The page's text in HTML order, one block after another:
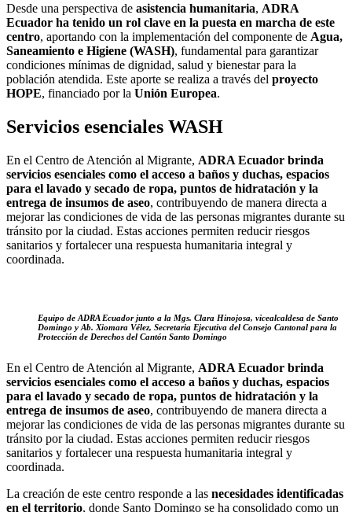
Desde una perspectiva de asistencia humanitaria, ADRA
Ecuador ha tenido un rol clave en la puesta en marcha de este
centro, aportando con la implementación del componente de Agua,
Saneamiento e Higiene (WASH), fundamental para garantizar
condiciones mínimas de dignidad, salud y bienestar para la
población atendida. Este aporte se realiza a través del proyecto
HOPE, financiado por la Unión Europea.
Servicios esenciales WASH
En el Centro de Atención al Migrante, ADRA Ecuador brinda
servicios esenciales como el acceso a baños y duchas, espacios
para el lavado y secado de ropa, puntos de hidratación y la
entrega de insumos de aseo, contribuyendo de manera directa a
mejorar las condiciones de vida de las personas migrantes durante su
tránsito por la ciudad. Estas acciones permiten reducir riesgos
sanitarios y fortalecer una respuesta humanitaria integral y
coordinada.
Equipo de ADRA Ecuador junto a la Mgs. Clara Hinojosa, vicealcaldesa de Santo
Domingo y Ab. Xiomara Vélez, Secretaria Ejecutiva del Consejo Cantonal para la
Protección de Derechos del Cantón Santo Domingo
En el Centro de Atención al Migrante, ADRA Ecuador brinda
servicios esenciales como el acceso a baños y duchas, espacios
para el lavado y secado de ropa, puntos de hidratación y la
entrega de insumos de aseo, contribuyendo de manera directa a
mejorar las condiciones de vida de las personas migrantes durante su
tránsito por la ciudad. Estas acciones permiten reducir riesgos
sanitarios y fortalecer una respuesta humanitaria integral y
coordinada.
La creación de este centro responde a las necesidades identificadas
en el territorio, donde Santo Domingo se ha consolidado como un